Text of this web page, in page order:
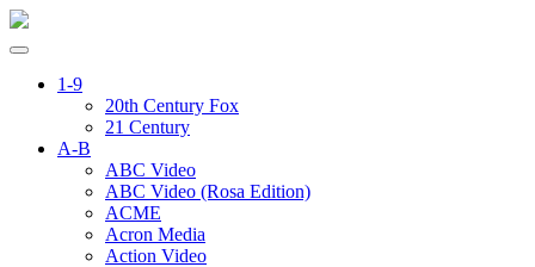
1-9
20th Century Fox
21 Century
A-B
ABC Video
ABC Video (Rosa Edition)
ACME
Acron Media
Action Video